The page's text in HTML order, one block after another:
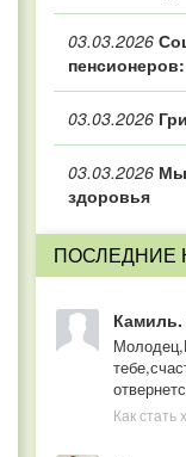
03.03.2026
03.03.2026
03.03.2026
здоровья
ПОСЛЕДНИЕ
Как стать